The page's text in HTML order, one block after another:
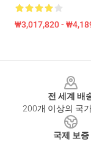
₩3,017,820 -
전 세계 배
200개 이상의 국
국제 보증